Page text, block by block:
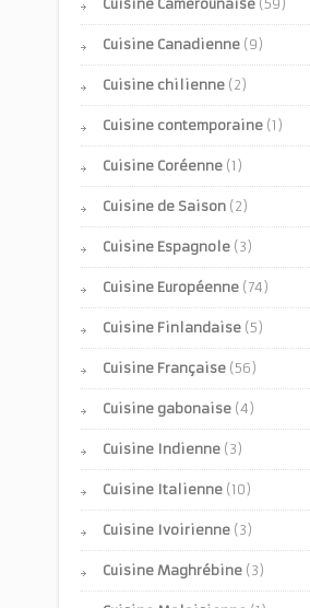
Cuisine Camerounaise (59)
Cuisine Canadienne (9)
Cuisine chilienne (2)
Cuisine contemporaine (1)
Cuisine Coréenne (1)
Cuisine de Saison (2)
Cuisine Espagnole (3)
Cuisine Européenne (74)
Cuisine Finlandaise (5)
Cuisine Française (56)
Cuisine gabonaise (4)
Cuisine Indienne (3)
Cuisine Italienne (10)
Cuisine Ivoirienne (3)
Cuisine Maghrébine (3)